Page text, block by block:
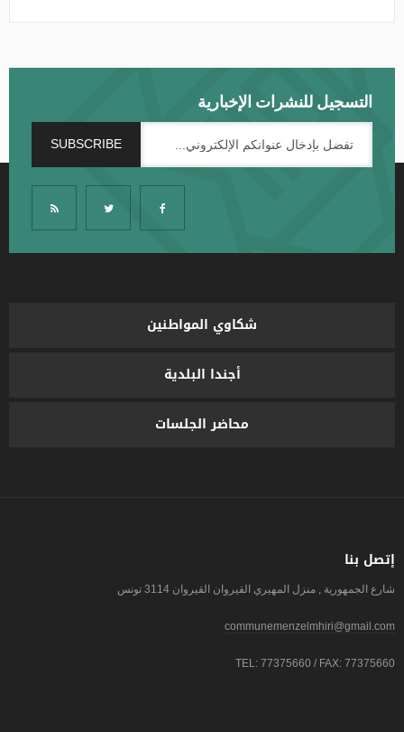
التسجيل للنشرات الإخبارية
شكاوي المواطنين
أجندا البلدية
محاضر الجلسات
إتصل بنا
شارع الجمهورية , منزل المهيري القيروان القيروان 3114 تونس
communemenzelmhiri@gmail.com
TEL: 77375660 / FAX: 77375660